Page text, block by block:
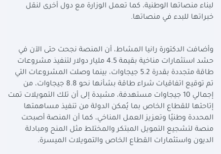
لبناء منصاتها الوطنية، كما تعمل الوزارة مع دول أخرى لنقل
خبراتها للبدء في منصاتها.
وأضافت الدكتورة رانيا المشاط، أن المنصة نجحت حتى الآن في
حشد استثمارات مناخية بقيمة 4.5 مليار دولار لتنفيذ مشروعات
طاقة متجددة بقدرة 5.2 جيجاوات، بينما وصلت المشروعات التي
تم توقيع اتفاقيات شراء طاقة بشأنها نحو 8.8 جيجاوات، من
إجمالي 10 جيجاوات مستهدفة، مشيدة إلى أن تلك التمويلات تمت
إتاحتها للقطاع الخاص بما يُمكن الدولة من تنفيذ مساهمتها
المحددة وطنيًا وتعزيز العمل المناخي، كما أن المنصة أصبحت
منصة لتشجيع التمويل المبتكر والمختلط مثل المنح ومبادلة
الديون واستثمارات القطاع الخاص والتمويلات الميسرة.